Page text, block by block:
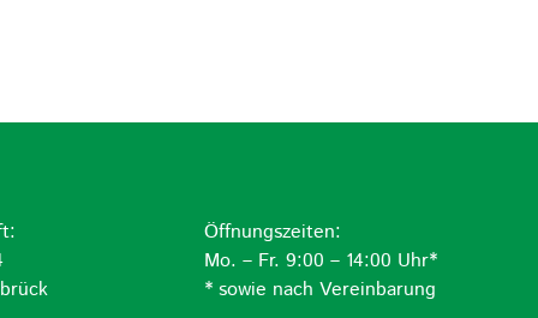
Öffnungszeiten:
Mo. – Fr. 9:00 – 14:00 Uhr*
* sowie nach Vereinbarung